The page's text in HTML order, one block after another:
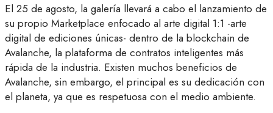
El 25 de agosto, la galería llevará a cabo el lanzamiento de
su propio Marketplace enfocado al arte digital 1:1 -arte
digital de ediciones únicas- dentro de la blockchain de
Avalanche, la plataforma de contratos inteligentes más
rápida de la industria. Existen muchos beneficios de
Avalanche, sin embargo, el principal es su dedicación con
el planeta, ya que es respetuosa con el medio ambiente.